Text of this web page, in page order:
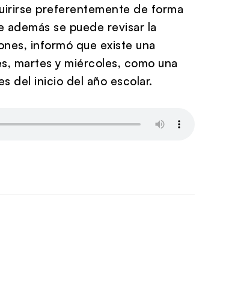
preferentemente de forma
se puede revisar la
informó que existe una
martes y miércoles, como una
del inicio del año escolar.